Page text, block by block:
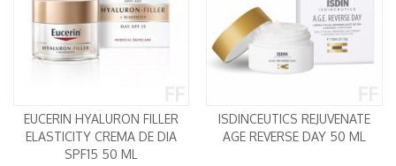
EUCERIN HYALURON FILLER
ELASTICITY CREMA DE DIA
SPF15 50 ML
ISDINCEUTICS REJUVENATE
AGE REVERSE DAY 50 ML